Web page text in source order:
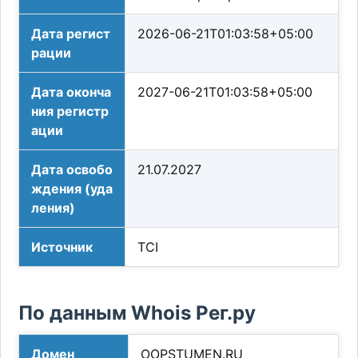
Дата регист
рации
2026-06-21T01:03:58+05:00
Дата оконча
ния регистр
ации
2027-06-21T01:03:58+05:00
Дата освобо
ждения (уда
ления)
21.07.2027
Источник TCI
По данным Whois Рег.ру
Домен OOPSTUMEN.RU